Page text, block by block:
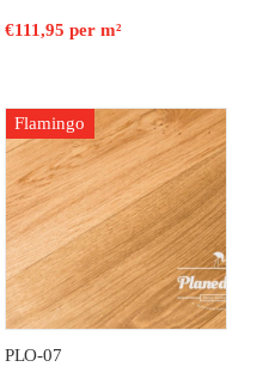
€111,95 per m²
Flamingo
PLO-07